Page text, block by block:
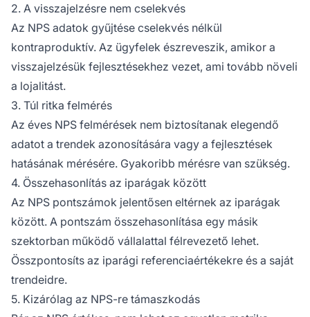
2. A visszajelzésre nem cselekvés
Az NPS adatok gyűjtése cselekvés nélkül
kontraproduktív. Az ügyfelek észreveszik, amikor a
visszajelzésük fejlesztésekhez vezet, ami tovább növeli
a lojalitást.
3. Túl ritka felmérés
Az éves NPS felmérések nem biztosítanak elegendő
adatot a trendek azonosítására vagy a fejlesztések
hatásának mérésére. Gyakoribb mérésre van szükség.
4. Összehasonlítás az iparágak között
Az NPS pontszámok jelentősen eltérnek az iparágak
között. A pontszám összehasonlítása egy másik
szektorban működő vállalattal félrevezető lehet.
Összpontosíts az iparági referenciaértékekre és a saját
trendeidre.
5. Kizárólag az NPS-re támaszkodás